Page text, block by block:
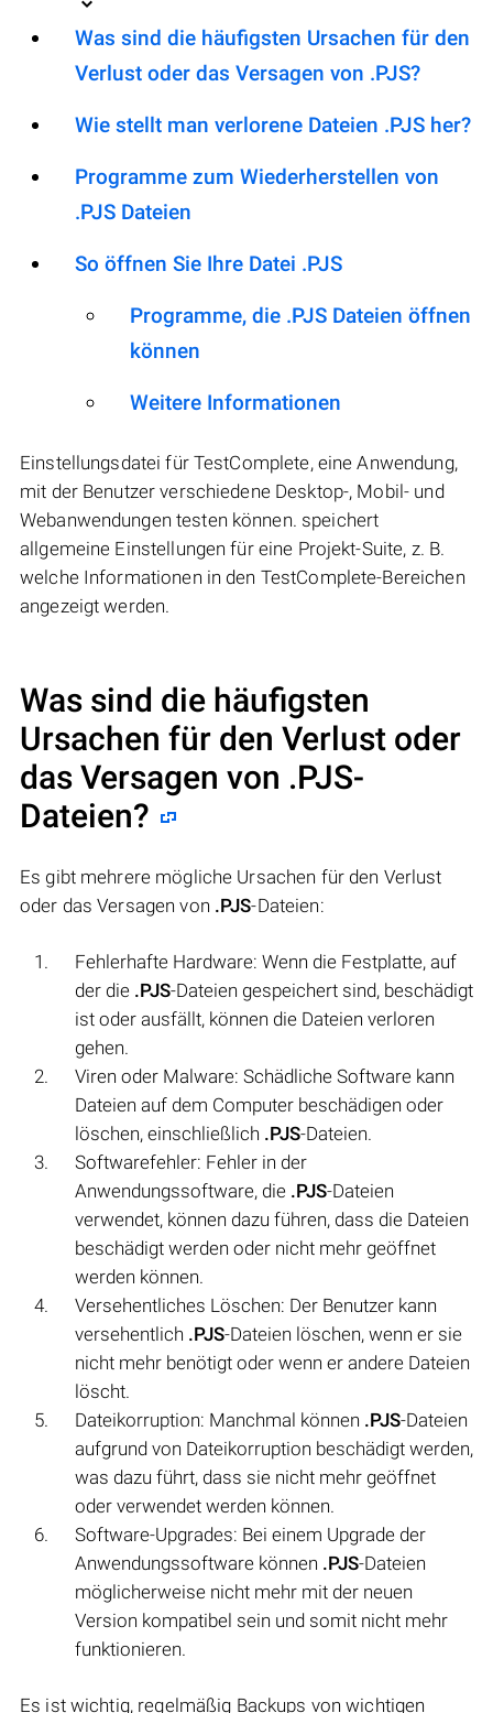
Was sind die häufigsten Ursachen für den
Verlust oder das Versagen von .PJS?
Wie stellt man verlorene Dateien .PJS her?
Programme zum Wiederherstellen von
.PJS Dateien
So öffnen Sie Ihre Datei .PJS
Programme, die .PJS Dateien öffnen
können
Weitere Informationen
Einstellungsdatei für TestComplete, eine Anwendung,
mit der Benutzer verschiedene Desktop-, Mobil- und
Webanwendungen testen können. speichert
allgemeine Einstellungen für eine Projekt-Suite, z. B.
welche Informationen in den TestComplete-Bereichen
angezeigt werden.
Was sind die häufigsten
Ursachen für den Verlust oder
das Versagen von .PJS-
Dateien?
Es gibt mehrere mögliche Ursachen für den Verlust
oder das Versagen von .PJS-Dateien:
Fehlerhafte Hardware: Wenn die Festplatte, auf
der die .PJS-Dateien gespeichert sind, beschädigt
ist oder ausfällt, können die Dateien verloren
gehen.
Viren oder Malware: Schädliche Software kann
Dateien auf dem Computer beschädigen oder
löschen, einschließlich .PJS-Dateien.
Softwarefehler: Fehler in der
Anwendungssoftware, die .PJS-Dateien
verwendet, können dazu führen, dass die Dateien
beschädigt werden oder nicht mehr geöffnet
werden können.
Versehentliches Löschen: Der Benutzer kann
versehentlich .PJS-Dateien löschen, wenn er sie
nicht mehr benötigt oder wenn er andere Dateien
löscht.
Dateikorruption: Manchmal können .PJS-Dateien
aufgrund von Dateikorruption beschädigt werden,
was dazu führt, dass sie nicht mehr geöffnet
oder verwendet werden können.
Software-Upgrades: Bei einem Upgrade der
Anwendungssoftware können .PJS-Dateien
möglicherweise nicht mehr mit der neuen
Version kompatibel sein und somit nicht mehr
funktionieren.
Es ist wichtig, regelmäßig Backups von wichtigen